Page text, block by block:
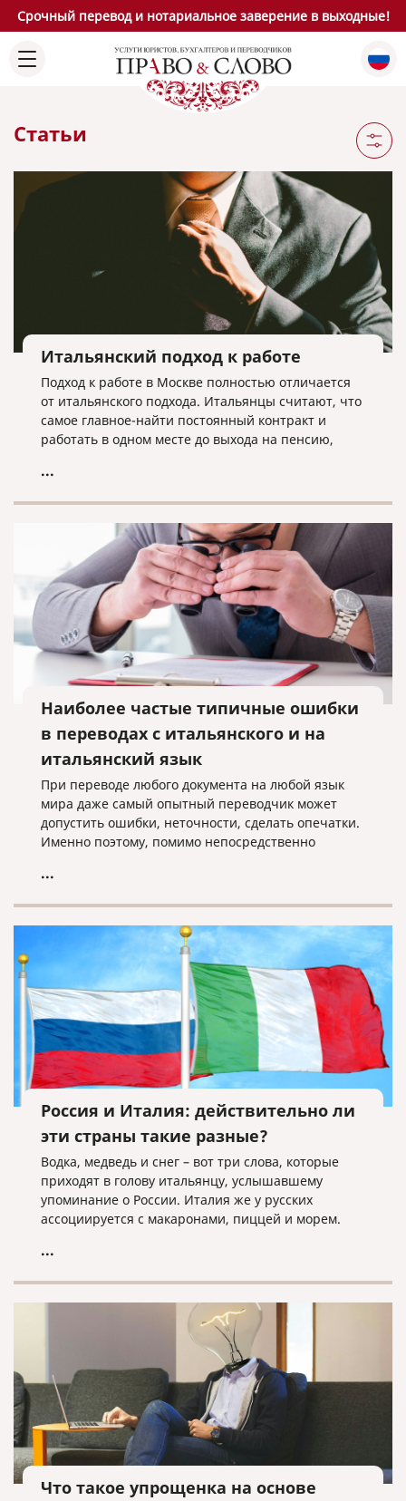
Срочный перевод и нотариальное заверение в выходные!
Статьи
Итальянский подход к работе
Подход к работе в Москве полностью отличается
от итальянского подхода. Итальянцы считают, что
самое главное-найти постоянный контракт и
работать в одном месте до выхода на пенсию,
...
Наиболее частые типичные ошибки
в переводах с итальянского и на
итальянский язык
При переводе любого документа на любой язык
мира даже самый опытный переводчик может
допустить ошибки, неточности, сделать опечатки.
Именно поэтому, помимо непосредственно
который дорожит своей репутацией, должен быть
...
Россия и Италия: действительно ли
эти страны такие разные?
Водка, медведь и снег – вот три слова, которые
приходят в голову итальянцу, услышавшему
упоминание о России. Италия же у русских
ассоциируется с макаронами, пиццей и морем.
...
Что такое упрощенка на основе